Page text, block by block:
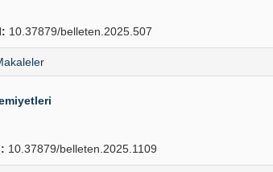
10.37879/belleten.2025.507
10.37879/belleten.2025.1109